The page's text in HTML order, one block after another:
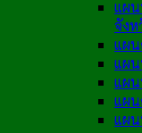
แผ
จังห
แผ
แผ
แผ
แผ
แผ